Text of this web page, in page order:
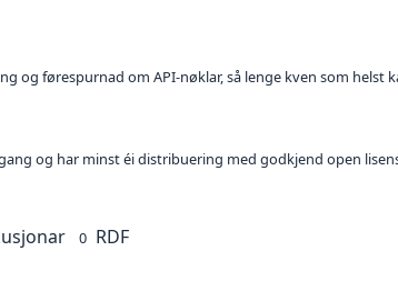
og førespurnad om API-nøklar, så lenge kven som helst
og har minst éi distribuering med godkjend open
0 RDF